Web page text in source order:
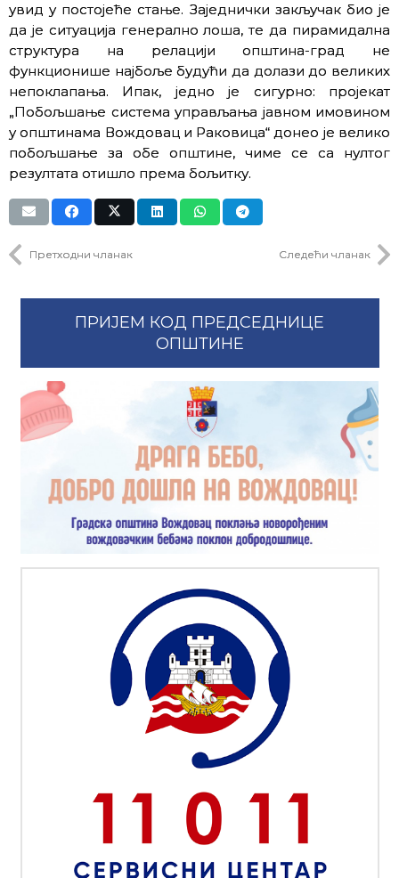
увид у постојеће стање. Заједнички закључак био је
да је ситуација генерално лоша, те да пирамидална
структура на релацији општина-град не
функционише најбоље будући да долази до великих
непоклапања. Ипак, једно је сигурно: пројекат
„Побољшање система управљања јавном имовином
у општинама Вождовац и Раковица“ донео је велико
побољшање за обе општине, чиме се са нултог
резултата отишло према бољитку.
Претходни чланак Следећи чланак
ПРИЈЕМ КОД ПРЕДСЕДНИЦЕ
ОПШТИНЕ